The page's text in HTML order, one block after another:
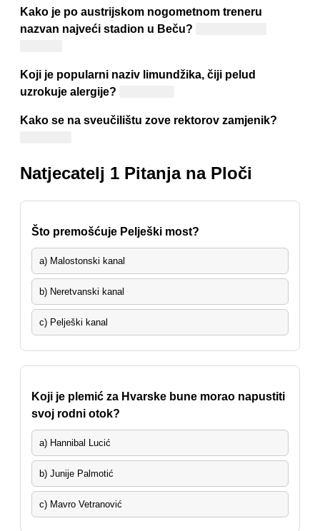
Kako je po austrijskom nogometnom treneru
nazvan najveći stadion u Beču?
Koji je popularni naziv limundžika, čiji pelud
uzrokuje alergije?
Kako se na sveučilištu zove rektorov zamjenik?
Natjecatelj 1 Pitanja na Ploči
Što premošćuje Pelješki most?
a) Malostonski kanal
b) Neretvanski kanal
c) Pelješki kanal
Koji je plemić za Hvarske bune morao napustiti
svoj rodni otok?
a) Hannibal Lucić
b) Junije Palmotić
c) Mavro Vetranović